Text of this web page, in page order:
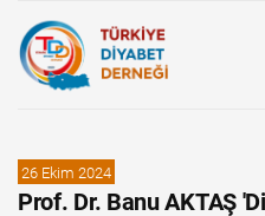
26 Ekim 2024
Prof. Dr. Banu AKTAŞ